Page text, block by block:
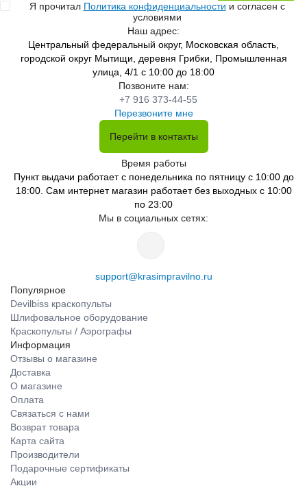
Я прочитал Политика конфиденциальности и согласен с
условиями
Наш адрес:
Центральный федеральный округ, Московская область,
городской округ Мытищи, деревня Грибки, Промышленная
улица, 4/1 с 10:00 до 18:00
Позвоните нам:
+7 916 373-44-55
Перезвоните мне
Перейти в контакты
Время работы
Пункт выдачи работает с понедельника по пятницу с 10:00 до
18:00. Сам интернет магазин работает без выходных с 10:00
по 23:00
Мы в социальных сетях:
support@krasimpravilno.ru
Популярное
Devilbiss краскопульты
Шлифовальное оборудование
Краскопульты / Аэрографы
Информация
Отзывы о магазине
Доставка
О магазине
Оплата
Связаться с нами
Возврат товара
Карта сайта
Производители
Подарочные сертификаты
Акции